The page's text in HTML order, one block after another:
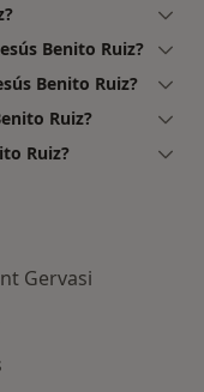
Benito Ruiz?
Benito Ruiz?
Ruiz?
Ruiz?
Gervasi